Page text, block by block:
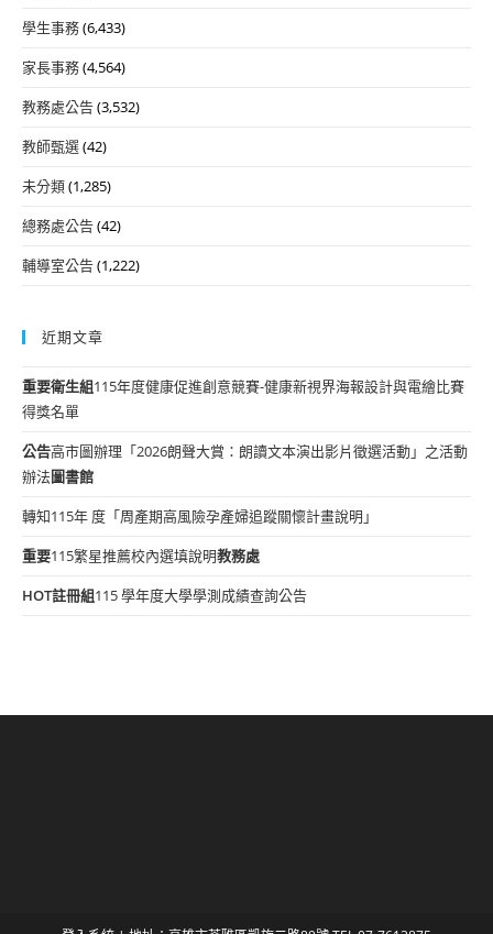
學生事務(6,433)
家長事務(4,564)
教務處公告(3,532)
教師甄選(42)
未分類(1,285)
總務處公告(42)
輔導室公告(1,222)
近期文章
重要衛生組115年度健康促進創意競賽-健康新視界海報設計與電繪比賽
得獎名單
公告高市圖辦理「2026朗聲大賞：朗讀文本演出影片徵選活動」之活動
辦法圖書館
轉知115年 度「周產期高風險孕產婦追蹤關懷計畫說明」
重要115繁星推薦校內選填說明教務處
HOT註冊組115 學年度大學學測成績查詢公告